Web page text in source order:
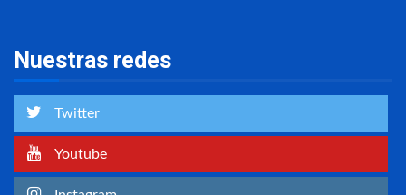
Nuestras redes
Twitter
Youtube